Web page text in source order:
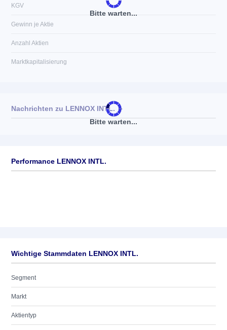
Bitte warten...
KGV
Gewinn je Aktie
Anzahl Aktien
Marktkapitalisierung
Bitte warten...
Nachrichten zu LENNOX INTL. ►
Performance LENNOX INTL.
Wichtige Stammdaten LENNOX INTL.
Segment
Markt
Aktientyp